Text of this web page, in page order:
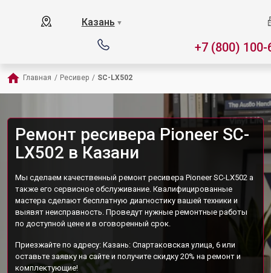
Казань ▼
+7 (800) 100-
Главная / Ресивер / SC-LX502
Ремонт ресивера Pioneer SC-
LX502 в Казани
Мы сделаем качественный ремонт ресивера Pioneer SC-LX502 а
также его сервисное обслуживание. Квалифицированные
мастера сделают бесплатную диагностику вашей техники и
выявят неисправность. Проведут нужные ремонтные работы
по доступной цене и в оговоренный срок.
Приезжайте по адресу: Казань: Спартаковская улица, 6 или
оставьте заявку на сайте и получите скидку 20% на ремонт и
комплектующие!